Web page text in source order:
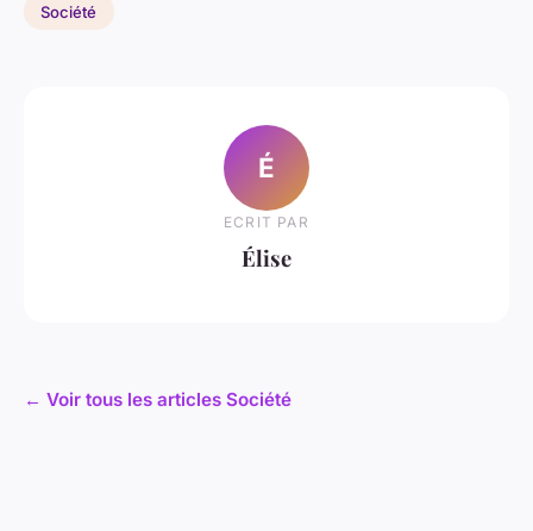
Société
É
ECRIT PAR
Élise
← Voir tous les articles Société